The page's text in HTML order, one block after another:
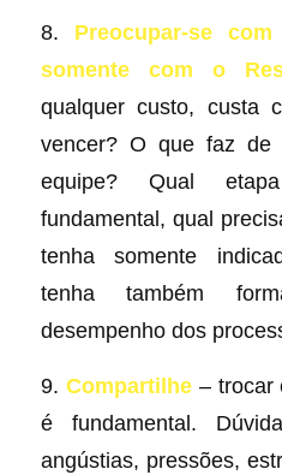
8. Preocupar-se
somente com o
qualquer custo, custa
vencer? O que faz de
equipe? Qual
fundamental, qual
tenha somente
tenha também
desempenho dos
9. Compartilhe– trocar
é fundamental.
angústias, pressões,